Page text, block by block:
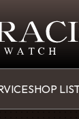
SHOP